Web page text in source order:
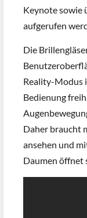
Keynote sowie
aufgerufen
Die
Reality-Modus
Bedienung
Daher braucht
ansehen und
Daumen öffnet